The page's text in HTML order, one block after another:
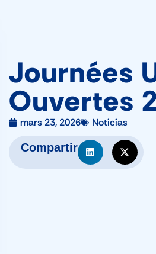
Journées
Ouvertes
mars 23, 2026 Noticias
Compartir